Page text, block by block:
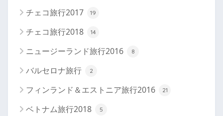
チェコ旅行2017 19
チェコ旅行2018 14
ニュージーランド旅行2016 8
バルセロナ旅行 2
フィンランド＆エストニア旅行2016 21
ベトナム旅行2018 5